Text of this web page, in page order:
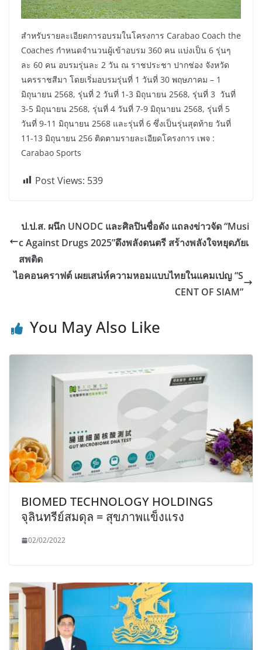
สำหรับรายละเอียดการอบรมในโครงการ Carabao Coach the
Coaches กำหนดจำนวนผู้เข้าอบรม 360 คน แบ่งเป็น 6 รุ่นๆ
ละ 60 คน อบรมรุ่นละ 2 วัน ณ ราชประชา ปากช่อง จังหวัด
นครราชสีมา โดยเริ่มอบรมรุ่นที่ 1 วันที่ 30 พฤษภาคม – 1
มิถุนายน 2568, รุ่นที่ 2 วันที่ 1-3 มิถุนายน 2568, รุ่นที่ 3 วันที่
3-5 มิถุนายน 2568, รุ่นที่ 4 วันที่ 7-9 มิถุนายน 2568, รุ่นที่ 5
วันที่ 9-11 มิถุนายน 2568 และรุ่นที่ 6 ซึ่งเป็นรุ่นสุดท้าย วันที่
11-13 มิถุนายน 256 ติดตามรายละเอียดโครงการ เพจ :
Carabao Sports
Post Views: 539
ป.ป.ส. ผนึก UNODC และศิลปินชื่อดัง แถลงข่าวจัด “Musi
c Against Drugs 2025”ดึงพลังดนตรี สร้างพลังใจหยุดภัยเ
สพติด
ไอคอนคราฟต์ เผยเสน่ห์ความหอมแบบไทยในแคมเปญ “S
CENT OF SIAM”
You May Also Like
BIOMED TECHNOLOGY HOLDINGS
จุลินทรีย์สมดุล = สุขภาพแข็งแรง
02/02/2022